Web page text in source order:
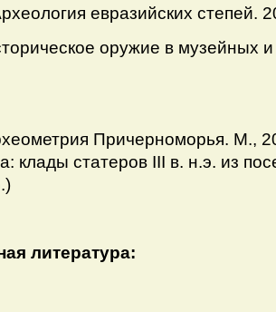
евразийских степей.
оружие в музейных
Причерноморья. М.,
клады статеров III в. н.э. из
литература: